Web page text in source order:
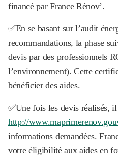
financé par France Rénov’.
✅En se basant sur l’audit
recommandations, la phase
devis par des professionnels
l’environnement). Cette
bénéficier des aides.
✅Une fois les devis réalisés,
http://
informations demandées.
votre éligibilité aux aides en